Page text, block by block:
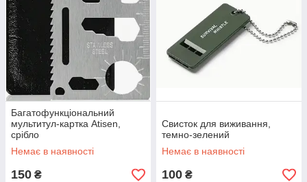
Багатофункціональний
мультитул-картка Atisen,
срібло
Немає в наявності
150 ₴
Свисток для виживання,
темно-зелений
Немає в наявності
100 ₴